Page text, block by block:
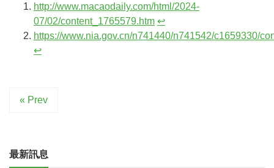
http://www.macaodaily.com/html/2024-
07/02/content_1765579.htm ↩︎
https://www.nia.gov.cn/n741440/n741542/c1659330/
↩︎
« Prev
最新訊息